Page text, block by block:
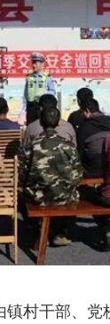
村干部、党